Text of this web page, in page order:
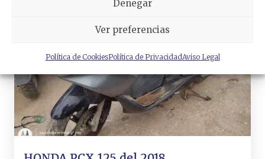
Denegar
Ver preferencias
Política de CookiesPolítica de PrivacidadAviso Legal